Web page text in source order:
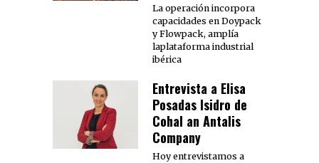
La operación incorpora
capacidades en Doypack
y Flowpack, amplía
laplataforma industrial
ibérica
Entrevista a Elisa
Posadas Isidro de
Cohal an Antalis
Company
Hoy entrevistamos a